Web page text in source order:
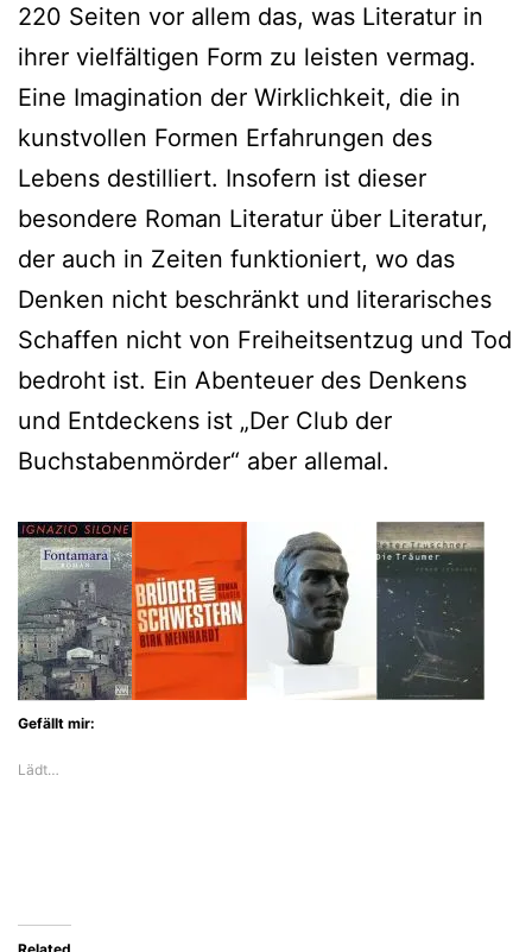
220 Seiten vor allem das, was Literatur in
ihrer vielfältigen Form zu leisten vermag.
Eine Imagination der Wirklichkeit, die in
kunstvollen Formen Erfahrungen des
Lebens destilliert. Insofern ist dieser
besondere Roman Literatur über Literatur,
der auch in Zeiten funktioniert, wo das
Denken nicht beschränkt und literarisches
Schaffen nicht von Freiheitsentzug und Tod
bedroht ist. Ein Abenteuer des Denkens
und Entdeckens ist „Der Club der
Buchstabenmörder“ aber allemal.
Gefällt mir:
Lädt…
Related